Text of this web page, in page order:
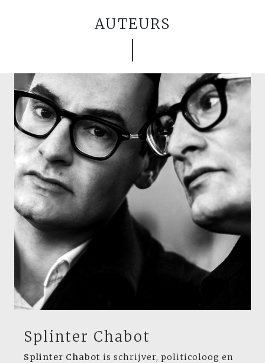
AUTEURS
Splinter Chabot
Splinter Chabot is schrijver, politicoloog en